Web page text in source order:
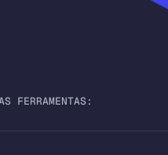
FERRAMENTAS: